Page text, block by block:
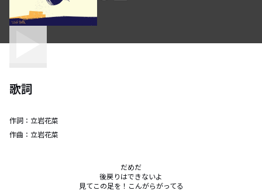
歌詞
作詞： 立岩花菜
作曲： 立岩花菜
だめだ
後戻りはできないよ
見てこの足を！こんがらがってる